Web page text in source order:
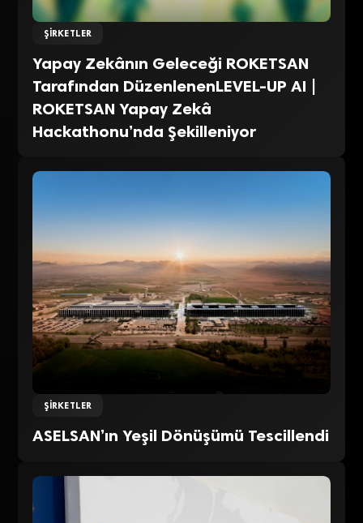
ŞIRKETLER
Yapay Zekânın Geleceği ROKETSAN
Tarafından DüzenlenenLEVEL-UP AI |
ROKETSAN Yapay Zekâ
Hackathonu’nda Şekilleniyor
ŞIRKETLER
ASELSAN’ın Yeşil Dönüşümü Tescillendi